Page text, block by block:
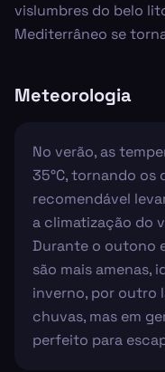
vislumbres do belo
Mediterrâneo se
Meteorologia
No verão, as
35°C, tornando os
recomendável
a climatização do
Durante o outono
são mais amenas,
inverno, por outro
chuvas, mas em
perfeito para